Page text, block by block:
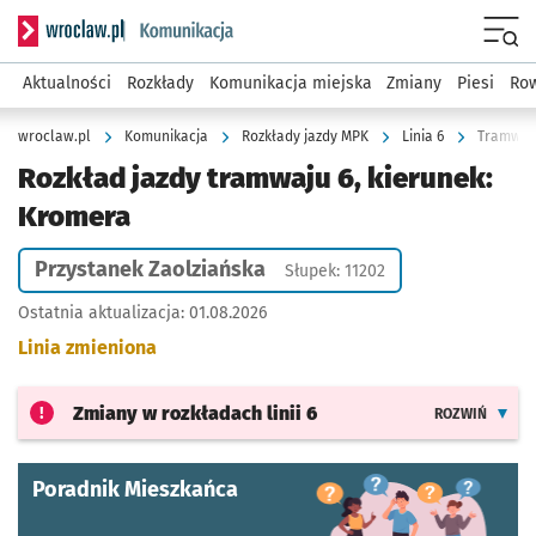
Serwis informacyjny wroclaw.pl podserwis: Komunikacja
Aktualności Rozkłady Komunikacja miejska Zmiany Piesi
wroclaw.pl Komunikacja Rozkłady jazdy MPK Linia 6
Rozkład jazdy tramwaju 6, kierunek:
Kromera
Przystanek Zaolziańska Słupek: 11202
Ostatnia aktualizacja: 01.08.2026
Linia zmieniona
Zmiany w rozkładach linii 6 ROZWIŃ
Poradnik Mieszkańca